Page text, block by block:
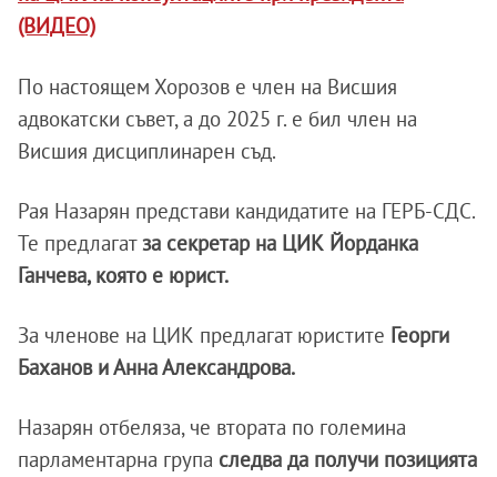
(ВИДЕО)
По настоящем Хорозов е член на Висшия
адвокатски съвет, а до 2025 г. е бил член на
Висшия дисциплинарен съд.
Рая Назарян представи кандидатите на ГЕРБ-СДС.
Те предлагатза секретар на ЦИК Йорданка
Ганчева, която е юрист.
За членове на ЦИК предлагат юристите Георги
Баханов и Анна Александрова.
Назарян отбеляза, че втората по големина
парламентарна група следва да получи позицията